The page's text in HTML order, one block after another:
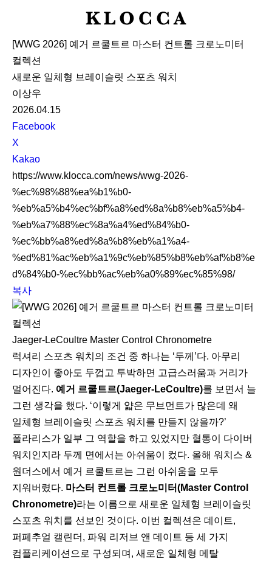
K
O
C
[WWG 2026] 예거 르쿨트르 마스터 컨트롤 크로노미터
컬렉션
새로운 일체형 브레이슬릿 스포츠 워치
이상우
2026.04.15
S
N
S
S
h
a
r
e
Facebook
X
Kakao
https://www.klocca.com/news/wwg-2026-
%ec%98%88%ea%b1%b0-
%eb%a5%b4%ec%bf%a8%ed%8a%b8%eb%a5%b4-
%eb%a7%88%ec%8a%a4%ed%84%b0-
%ec%bb%a8%ed%8a%b8%eb%a1%a4-
%ed%81%ac%eb%a1%9c%eb%85%b8%eb%af%b8%e
d%84%b0-%ec%bb%ac%eb%a0%89%ec%85%98/
복사
Jaeger-LeCoultre Master Control Chronometre
럭셔리 스포츠 워치의 조건 중 하나는 ‘두께’다. 아무리
디자인이 좋아도 두껍고 투박하면 고급스러움과 거리가
멀어진다. 예거 르쿨트르(Jaeger-LeCoultre)를 보면서 늘
그런 생각을 했다. ‘이렇게 얇은 무브먼트가 많은데 왜
일체형 브레이슬릿 스포츠 워치를 만들지 않을까?’
폴라리스가 일부 그 역할을 하고 있었지만 혈통이 다이버
워치인지라 두께 면에서는 아쉬움이 컸다. 올해 워치스 &
원더스에서 예거 르쿨트르는 그런 아쉬움을 모두
지워버렸다. 마스터 컨트롤 크로노미터(Master Control
Chronometre)라는 이름으로 새로운 일체형 브레이슬릿
스포츠 워치를 선보인 것이다. 이번 컬렉션은 데이트,
퍼페추얼 캘린더, 파워 리저브 앤 데이트 등 세 가지
컴플리케이션으로 구성되며, 새로운 일체형 메탈